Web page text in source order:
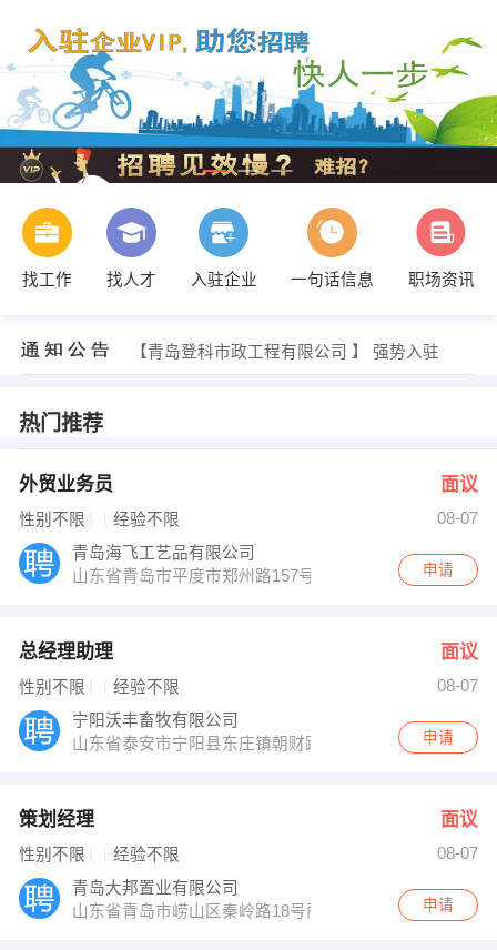
找工作 找人才 入驻企业 一句话信息
职场资讯
【青岛登科市政工程有限公司 】 强势入驻
赵女士 发布 [渠道经理 ] 招聘信息
【青岛市市北区元亨卡德科技商行 】 强势入驻
热门推荐
外贸业务员 面议
性别不限 经验不限
08-07
青岛海飞工艺品有限公司
山东省青岛市平度市郑州路157号
申请
总经理助理 面议
性别不限 经验不限
08-07
宁阳沃丰畜牧有限公司
山东省泰安市宁阳县东庄镇朝财路中段
申请
策划经理 面议
性别不限 经验不限
08-07
青岛大邦置业有限公司
山东省青岛市崂山区秦岭路18号丽达广场1-307
申请